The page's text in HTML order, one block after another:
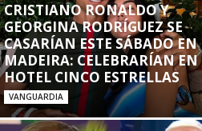
CRISTIANO RONALDO Y
GEORGINA RODRÍGUEZ SE
CASARÍAN ESTE SÁBADO EN
MADEIRA: CELEBRARÍAN EN
HOTEL CINCO ESTRELLAS
VANGUARDIA